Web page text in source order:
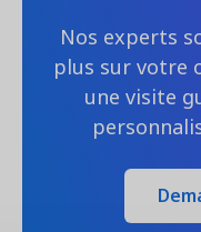
Nos experts
plus sur votre
une visite